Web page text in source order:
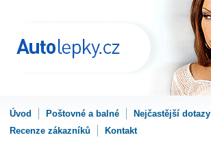
Úvod Poštovné a balné
Nejčastější dotazy
Recenze zákazníků
Kontakt